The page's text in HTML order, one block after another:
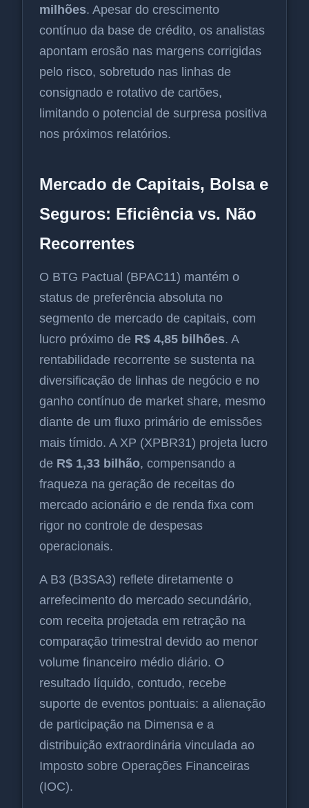
milhões. Apesar do crescimento
contínuo da base de crédito, os analistas
apontam erosão nas margens corrigidas
pelo risco, sobretudo nas linhas de
consignado e rotativo de cartões,
limitando o potencial de surpresa positiva
nos próximos relatórios.
Mercado de Capitais, Bolsa e
Seguros: Eficiência vs. Não
Recorrentes
O BTG Pactual (BPAC11) mantém o
status de preferência absoluta no
segmento de mercado de capitais, com
lucro próximo de R$ 4,85 bilhões. A
rentabilidade recorrente se sustenta na
diversificação de linhas de negócio e no
ganho contínuo de market share, mesmo
diante de um fluxo primário de emissões
mais tímido. A XP (XPBR31) projeta lucro
de R$ 1,33 bilhão, compensando a
fraqueza na geração de receitas do
mercado acionário e de renda fixa com
rigor no controle de despesas
operacionais.
A B3 (B3SA3) reflete diretamente o
arrefecimento do mercado secundário,
com receita projetada em retração na
comparação trimestral devido ao menor
volume financeiro médio diário. O
resultado líquido, contudo, recebe
suporte de eventos pontuais: a alienação
de participação na Dimensa e a
distribuição extraordinária vinculada ao
Imposto sobre Operações Financeiras
(IOC).